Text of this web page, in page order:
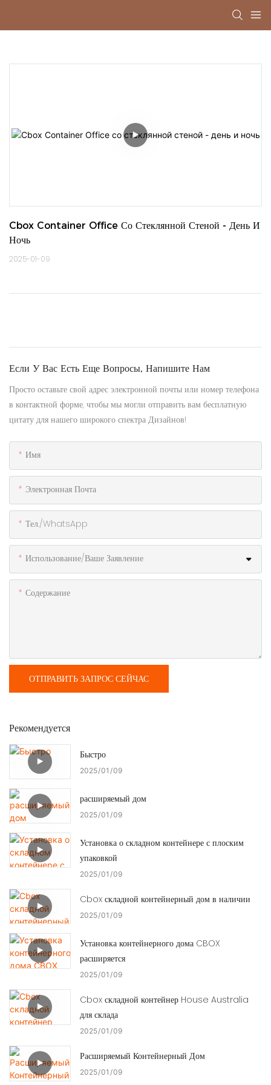
Cbox Container Office Со Стеклянной Стеной - День И
Ночь
2025-01-09
Если У Вас Есть Еще Вопросы, Напишите Нам
Просто оставьте свой адрес электронной почты или номер телефона
в контактной форме, чтобы мы могли отправить вам бесплатную
цитату для нашего широкого спектра Дизайнов!
Имя
Электронная Почта
Тел./WhatsApp
Использование/ваше Заявление
Содержание
ОТПРАВИТЬ ЗАПРОС СЕЙЧАС
Рекомендуется
Быстро
2025 01 09
расширяемый дом
2025 01 09
Установка о складном контейнере с плоским
упаковкой
2025 01 09
Cbox складной контейнерный дом в наличии
2025 01 09
Установка контейнерного дома CBOX
расширяется
2025 01 09
Cbox складной контейнер House Australia
для склада
2025 01 09
Расширяемый Контейнерный Дом
2025 01 09